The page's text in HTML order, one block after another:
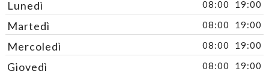
Lunedì 08:00 19:00
Martedì 08:00 19:00
Mercoledì 08:00 19:00
Giovedì 08:00 19:00